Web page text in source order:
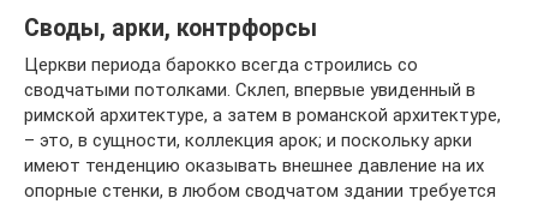
Своды, арки, контрфорсы
Церкви периода барокко всегда строились со
сводчатыми потолками. Склеп, впервые увиденный в
римской архитектуре, а затем в романской архитектуре,
– это, в сущности, коллекция арок; и поскольку арки
имеют тенденцию оказывать внешнее давление на их
опорные стенки, в любом сводчатом здании требуется